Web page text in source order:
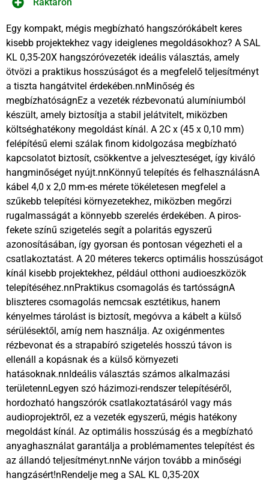
Egy kompakt, mégis megbízható hangszórókábelt keres
kisebb projektekhez vagy ideiglenes megoldásokhoz? A SAL
KL 0,35-20X hangszóróvezeték ideális választás, amely
ötvözi a praktikus hosszúságot és a megfelelő teljesítményt
a tiszta hangátvitel érdekében.nnMinőség és
megbízhatóságnEz a vezeték rézbevonatú alumíniumból
készült, amely biztosítja a stabil jelátvitelt, miközben
költséghatékony megoldást kínál. A 2C x (45 x 0,10 mm)
felépítésű elemi szálak finom kidolgozása megbízható
kapcsolatot biztosít, csökkentve a jelveszteséget, így kiváló
hangminőséget nyújt.nnKönnyű telepítés és felhasználásnA
kábel 4,0 x 2,0 mm-es mérete tökéletesen megfelel a
szűkebb telepítési környezetekhez, miközben megőrzi
rugalmasságát a könnyebb szerelés érdekében. A piros-
fekete színű szigetelés segít a polaritás egyszerű
azonosításában, így gyorsan és pontosan végezheti el a
csatlakoztatást. A 20 méteres tekercs optimális hosszúságot
kínál kisebb projektekhez, például otthoni audioeszközök
telepítéséhez.nnPraktikus csomagolás és tartósságnA
bliszteres csomagolás nemcsak esztétikus, hanem
kényelmes tárolást is biztosít, megóvva a kábelt a külső
sérülésektől, amíg nem használja. Az oxigénmentes
rézbevonat és a strapabíró szigetelés hosszú távon is
ellenáll a kopásnak és a külső környezeti
hatásoknak.nnIdeális választás számos alkalmazási
területennLegyen szó házimozi-rendszer telepítéséről,
hordozható hangszórók csatlakoztatásáról vagy más
audioprojektről, ez a vezeték egyszerű, mégis hatékony
megoldást kínál. Az optimális hosszúság és a megbízható
anyaghasználat garantálja a problémamentes telepítést és
az állandó teljesítményt.nnNe várjon tovább a minőségi
hangzásért!nRendelje meg a SAL KL 0,35-20X